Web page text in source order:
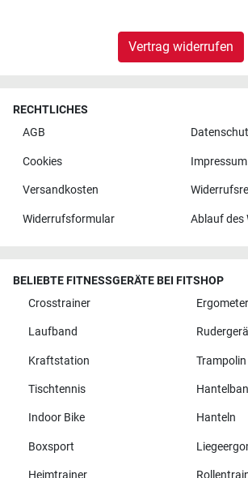
Vertrag widerrufen
RECHTLICHES
AGB
Cookies Impressum
Versandkosten
Widerrufsformular Ablauf des
BELIEBTE FITNESSGERÄTE BEI FITSHOP
Crosstrainer
Ergometer
Laufband
Kraftstation Trampolin
Tischtennis
Indoor Bike Hanteln
Boxsport